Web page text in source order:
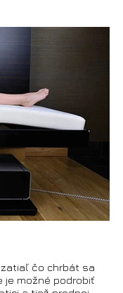
zatiaľ čo chrbát sa
je možné podrobiť